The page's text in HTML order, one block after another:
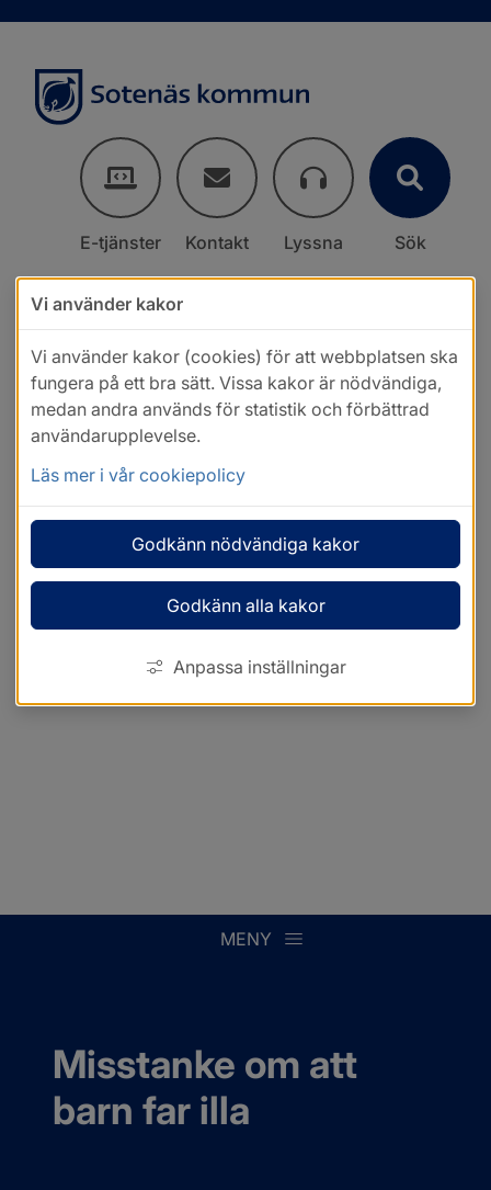
E-tjänster Kontakt Lyssna Sök
MENY
Misstanke om att
barn far illa
Vi använder kakor
Vi använder kakor (cookies) för att webbplatsen ska
fungera på ett bra sätt. Vissa kakor är nödvändiga,
medan andra används för statistik och förbättrad
användarupplevelse.
Läs mer i vår cookiepolicy
Godkänn nödvändiga kakor
Godkänn alla kakor
Anpassa inställningar